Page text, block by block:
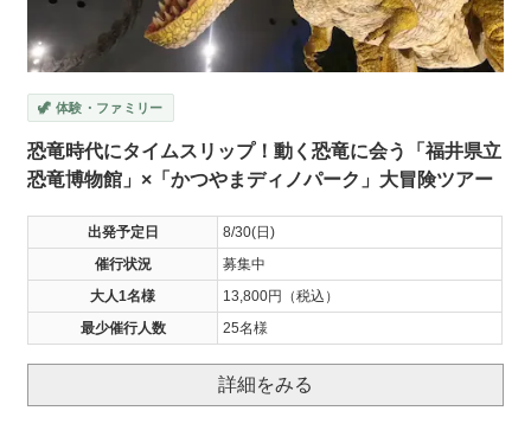
🦖 体験・ファミリー
恐竜時代にタイムスリップ！動く恐竜に会う「福井県立
恐竜博物館」×「かつやまディノパーク」大冒険ツアー
出発予定日
8/30(日)
催行状況
募集中
大人1名様
13,800円（税込）
最少催行人数
25名様
詳細をみる